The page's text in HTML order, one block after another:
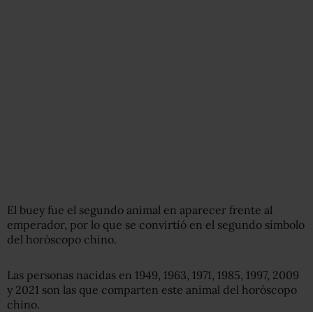
El buey fue el segundo animal en aparecer frente al
emperador, por lo que se convirtió en el segundo símbolo
del horóscopo chino.
Las personas nacidas en 1949, 1963, 1971, 1985, 1997, 2009
y 2021 son las que comparten este animal del horóscopo
chino.